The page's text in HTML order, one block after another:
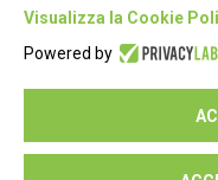
Piazza
Visualizza la Cookie
Powered by